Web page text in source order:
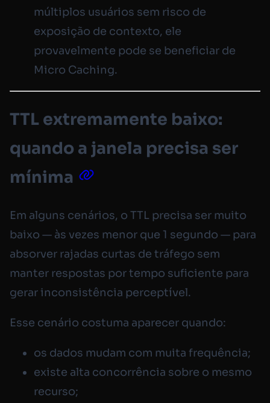
múltiplos usuários sem risco de
exposição de contexto, ele
provavelmente pode se beneficiar de
Micro Caching.
TTL extremamente baixo:
quando a janela precisa ser
mínima
Em alguns cenários, o TTL precisa ser muito
baixo — às vezes menor que 1 segundo — para
absorver rajadas curtas de tráfego sem
manter respostas por tempo suficiente para
gerar inconsistência perceptível.
Esse cenário costuma aparecer quando:
os dados mudam com muita frequência;
existe alta concorrência sobre o mesmo
recurso;